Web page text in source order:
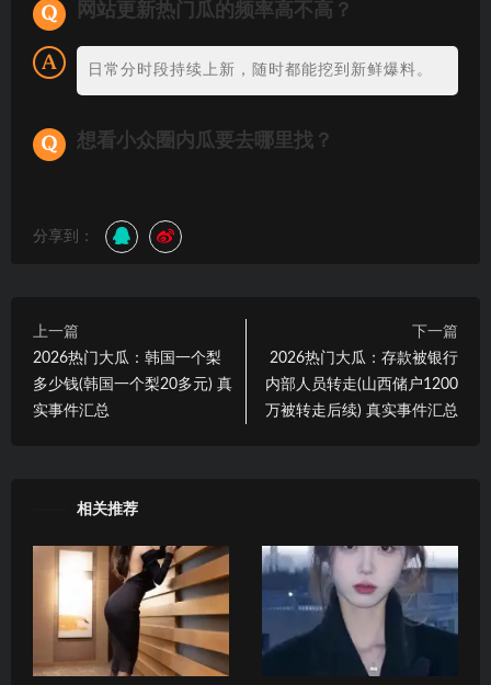
网站更新热门瓜的频率高不高？
日常分时段持续上新，随时都能挖到新鲜爆料。
想看小众圈内瓜要去哪里找？
分享到：
上一篇
2026热门大瓜：韩国一个梨
多少钱(韩国一个梨20多元) 真
实事件汇总
下一篇
2026热门大瓜：存款被银行
内部人员转走(山西储户1200
万被转走后续) 真实事件汇总
相关推荐